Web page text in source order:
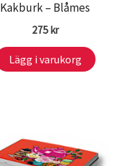
Kakburk – Blåmes
275kr
Lägg i varukorg